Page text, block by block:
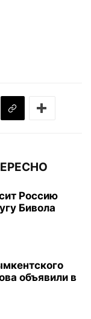
Россию
Бивола
объявили в